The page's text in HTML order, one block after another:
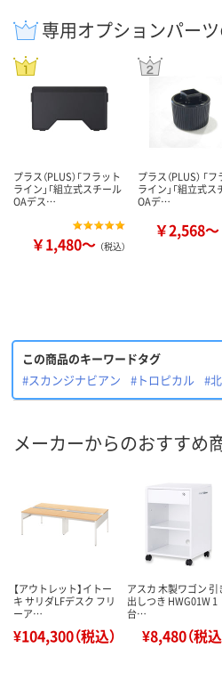
専用オプションパー
プラス（PLUS）「フラット
ライン」「組立式スチール
OAデス…
￥1,480～ （税込）
プラス（PLUS） 「
ライン」「組立式ス
OAデ…
￥2,568～
この商品のキーワードタグ
#スカンジナビアン
#トロピカル #
メーカーからのおすすめ
【アウトレット】イトー
キ サリダLFデスク フリ
ーア…
¥104,300（税込）
アスカ 木製ワゴン 引
出しつき HWG01W 1
台…
¥8,480（税込